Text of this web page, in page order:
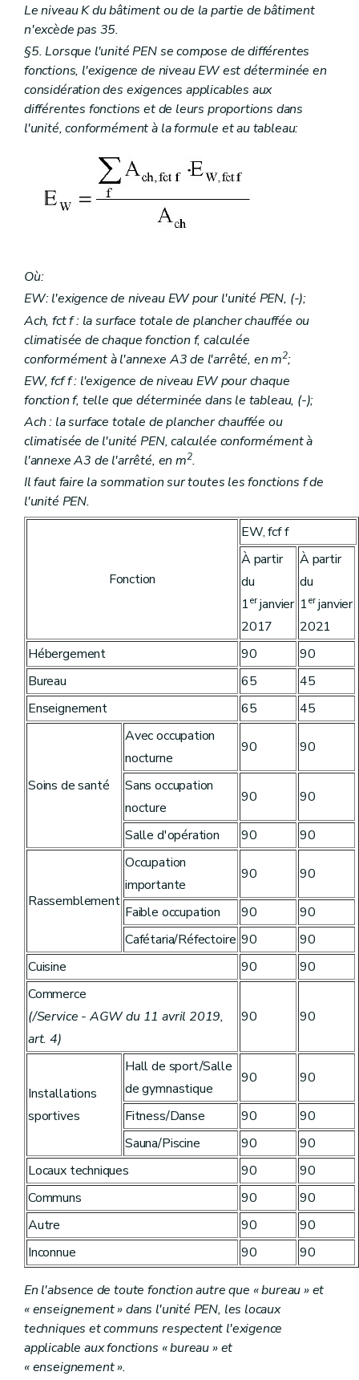
Le niveau K du bâtiment ou de la partie de bâtiment
n'excède pas 35.
§5. Lorsque l'unité PEN se compose de différentes
fonctions, l'exigence de niveau EW est déterminée en
considération des exigences applicables aux
différentes fonctions et de leurs proportions dans
l'unité, conformément à la formule et au tableau:
Où:
EW: l'exigence de niveau EW pour l'unité PEN, (-);
Ach, fct f : la surface totale de plancher chauffée ou
climatisée de chaque fonction f, calculée
conformément à l'annexe A3 de l'arrêté, en m2;
EW, fcf f : l'exigence de niveau EW pour chaque
fonction f, telle que déterminée dans le tableau, (-);
Ach : la surface totale de plancher chauffée ou
climatisée de l'unité PEN, calculée conformément à
l'annexe A3 de l'arrêté, en m2.
Il faut faire la sommation sur toutes les fonctions f de
l'unité PEN.
Fonction
EW, fcf f
À partir
du
1erjanvier
2017
À partir
du
1erjanvier
2021
Hébergement
90
90
Bureau
65
45
Enseignement
65 45
Soins de santé
Avec occupation
nocturne
90 90
Sans occupation
nocture
90 90
Salle d'opération 90 90
Rassemblement
Occupation
importante
90 90
Faible occupation 90
90
Cafétaria/Réfectoire 90
90
Cuisine
90
90
Commerce
(/Service - AGW du 11 avril 2019,
art. 4)
90 90
Installations
sportives
Hall de sport/Salle
de gymnastique
90 90
Fitness/Danse 90
90
Sauna/Piscine
90
90
Locaux techniques
90
90
Communs
90
90
Autre
90
90
Inconnue
90 90
En l'absence de toute fonction autre que « bureau » et
« enseignement » dans l'unité PEN, les locaux
techniques et communs respectent l'exigence
applicable aux fonctions « bureau » et
« enseignement ».